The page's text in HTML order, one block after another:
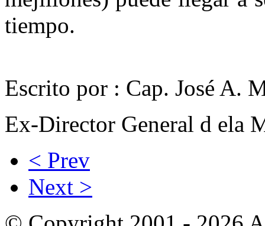
tiempo.
Escrito por : Cap. José A.
Ex-Director General d ela
< Prev
Next >